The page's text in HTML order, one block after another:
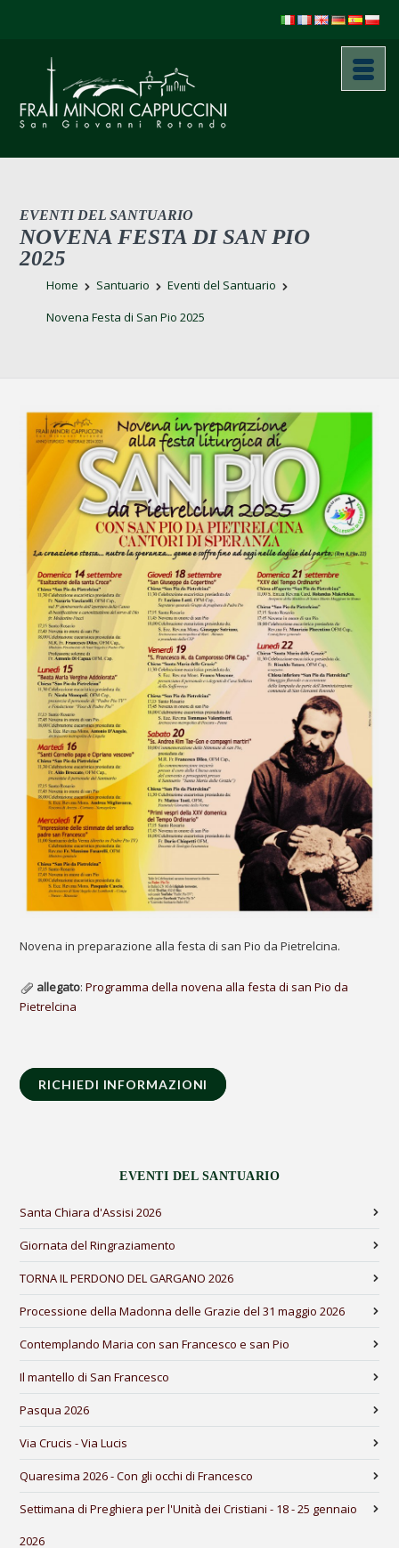
EVENTI DEL SANTUARIO
NOVENA FESTA DI SAN PIO
2025
Home Santuario
Eventi del Santuario
Novena Festa di San Pio 2025
Novena in preparazione alla festa di san Pio da Pietrelcina.
allegato:Programma della novena alla festa di san Pio da
Pietrelcina
RICHIEDI INFORMAZIONI
EVENTI DEL SANTUARIO
Santa Chiara d'Assisi 2026
Giornata del Ringraziamento
TORNA IL PERDONO DEL GARGANO 2026
Processione della Madonna delle Grazie del 31 maggio 2026
Contemplando Maria con san Francesco e san Pio
Il mantello di San Francesco
Pasqua 2026
Via Crucis - Via Lucis
Quaresima 2026 - Con gli occhi di Francesco
Settimana di Preghiera per l'Unità dei Cristiani - 18 - 25 gennaio
2026